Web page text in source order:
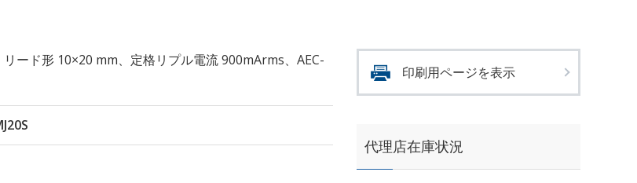
ード形 10×20 mm、定格リプル電流 900mArms、AEC-
印刷用ページを表示
代理店在庫状況